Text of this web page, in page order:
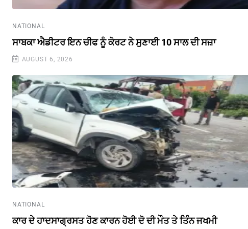
NATIONAL
ਸਾਬਕਾ ਐਡੀਟਰ ਇਨ ਚੀਫ ਨੂੰ ਕੋਰਟ ਨੇ ਸੁਣਾਈ 10 ਸਾਲ ਦੀ ਸਜ਼ਾ
AUGUST 6, 2026
NATIONAL
ਕਾਰ ਦੇ ਹਾਦਸਾਗ੍ਰਸਤ ਹੋਣ ਕਾਰਨ ਹੋਈ ਦੋ ਦੀ ਮੌਤ ਤੇ ਤਿੰਨ ਜਖਮੀ